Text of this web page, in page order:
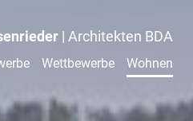
| Architekten BDA
Wettbewerbe Wohnen